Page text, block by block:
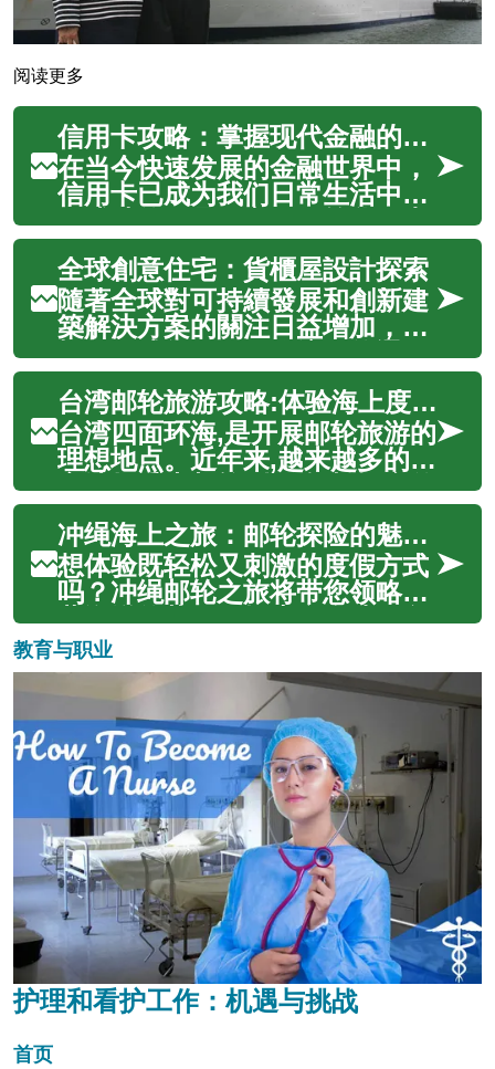
阅读更多
信用卡攻略：掌握现代金融的智慧之钥
在当今快速发展的金融世界中，
信用卡已成为我们日常生活中不
可或缺的工具。它不仅简化了支
付流程，还为我们提供了建立信
用、获取奖励的机会。然而，如
何充分利用信用卡的优势，同时
避免潜在风险？本文将为您揭示
信用卡的奥秘，从基本原理到高
级策略，帮...
全球創意住宅：貨櫃屋設計探索
隨著全球對可持續發展和創新建
築解決方案的關注日益增加，貨
櫃屋已成為一種引人注目的選
擇。這些曾經用於運輸貨物的鋼
鐵箱子，如今正被建築師和設計
師們轉化為獨特、實用且美觀的
住宅空間。從偏遠的度假小屋到
繁華都市中的時尚住家，貨櫃屋
的設計潛力正...
台湾邮轮旅游攻略:体验海上度假的魅力
台湾四面环海,是开展邮轮旅游的
理想地点。近年来,越来越多的游
客选择乘坐邮轮,体验轻松惬意的
海上度假。邮轮旅游不仅能让您
欣赏到壮丽的海景,还可以在船上
尽情享受各种娱乐设施和美食。
本文将为您详细介绍台湾邮轮旅
游的特色和注意事项,帮助您规
划...
冲绳海上之旅：邮轮探险的魅力与攻略
想体验既轻松又刺激的度假方式
吗？冲绳邮轮之旅将带您领略蔚
蓝海洋的壮丽，探索多个迷人岛
屿，同时享受豪华游轮上的舒适
与娱乐。本文为您深入剖析冲绳
邮轮旅行的独特魅力，从最佳出
行时机到如何选择适合自己的邮
轮，再到各大邮轮公司的特色对
比，为您的...
教育与职业
护理和看护工作：机遇与挑战
首页